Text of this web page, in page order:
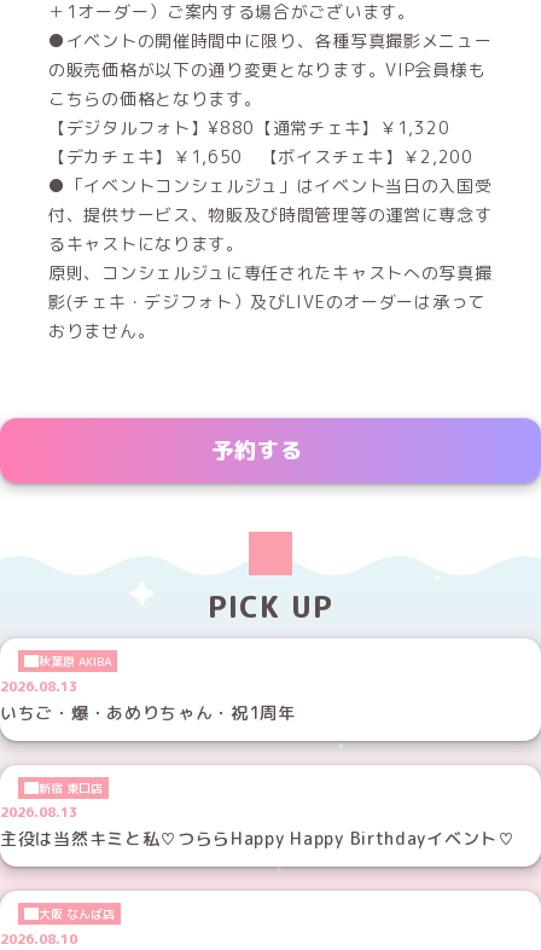
＋1オーダー）ご案内する場合がございます。
●イベントの開催時間中に限り、各種写真撮影メニュー
の販売価格が以下の通り変更となります。VIP会員様も
こちらの価格となります。
【デジタルフォト】¥880【通常チェキ】￥1,320
【デカチェキ】￥1,650 【ボイスチェキ】￥2,200
●「イベントコンシェルジュ」はイベント当日の入国受
付、提供サービス、物販及び時間管理等の運営に専念す
るキャストになります。
原則、コンシェルジュに専任されたキャストへの写真撮
影(チェキ・デジフォト）及びLIVEのオーダーは承って
おりません。
予約する
PICK UP
秋葉原 AKIBA
2026.08.13
いちご・爆・あめりちゃん・祝1周年
新宿 東口店
2026.08.13
主役は当然キミと私♡つららHappy Happy Birthdayイベント♡
大阪 なんば店
2026.08.10